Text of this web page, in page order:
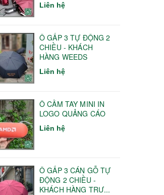
Liên hệ
Ô GẤP 3 TỰ ĐỘNG 2
CHIỀU - KHÁCH
HÀNG WEEDS
Liên hệ
Ô CẦM TAY MINI IN
LOGO QUẢNG CÁO
Liên hệ
Ô GẤP 3 CÁN GỖ TỰ
ĐỘNG 2 CHIỀU -
KHÁCH HÀNG TRƯ...